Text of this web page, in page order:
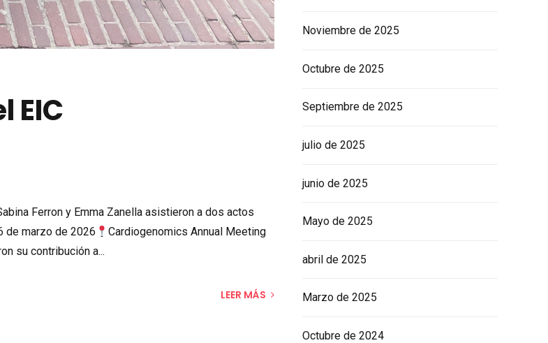
EIC
Ferron y Emma Zanella asistieron a dos actos
de marzo de 2026
Cardiogenomics Annual Meeting
su contribución a...
LEER MÁS
Noviembre de 2025
Octubre de 2025
Septiembre de 2025
julio de 2025
junio de 2025
Mayo de 2025
abril de 2025
Marzo de 2025
Octubre de 2024